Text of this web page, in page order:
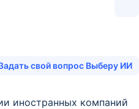
свой вопрос Выберу ИИ
иностранных компаний